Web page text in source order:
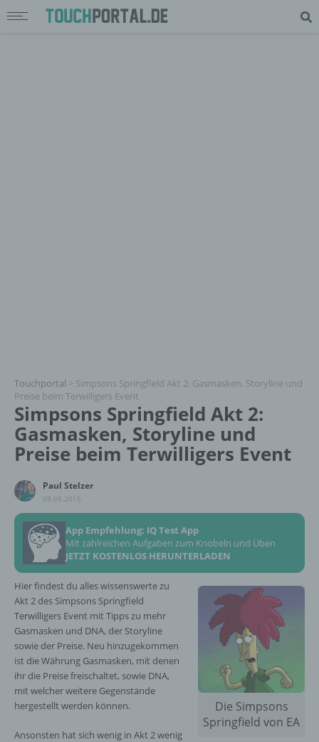
Touchportal > Simpsons Springfield Akt 2: Gasmasken, Storyline und
Preise beim Terwilligers Event
Simpsons Springfield Akt 2:
Gasmasken, Storyline und
Preise beim Terwilligers Event
Paul Stelzer
09.05.2015
App Empfehlung: IQ Test App
Mit zahlreichen Aufgaben zum Knobeln und Üben
JETZT KOSTENLOS HERUNTERLADEN
Die Simpsons
Springfield von EA
Hier findest du alles wissenswerte zu
Akt 2 des Simpsons Springfield
Terwilligers Event mit Tipps zu mehr
Gasmasken und DNA, der Storyline
sowie der Preise. Neu hinzugekommen
ist die Währung Gasmasken, mit denen
ihr die Preise freischaltet, sowie DNA,
mit welcher weitere Gegenstände
hergestellt werden können.
Ansonsten hat sich wenig in Akt 2 wenig